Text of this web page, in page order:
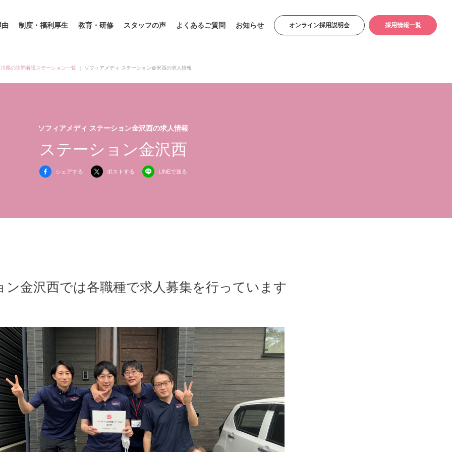
由 制度・福利厚生 教育・研修 スタッフの声 よくあるご質問 お知らせ オンライン採用説明会 採用情報一覧
県の訪問看護ステーション一覧 ソフィアメディ ステーション金沢西の求人情報
ソフィアメディ ステーション金沢西の求人情報
ステーション金沢西
シェアする ポストする LINEで送る
ン金沢西では各職種で求人募集を行っています